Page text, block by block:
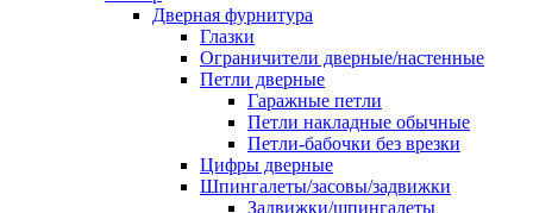
Дверная фурнитура
Глазки
Ограничители дверные/настенные
Петли дверные
Гаражные петли
Петли накладные обычные
Петли-бабочки без врезки
Цифры дверные
Шпингалеты/засовы/задвижки
Задвижки/шпингалеты